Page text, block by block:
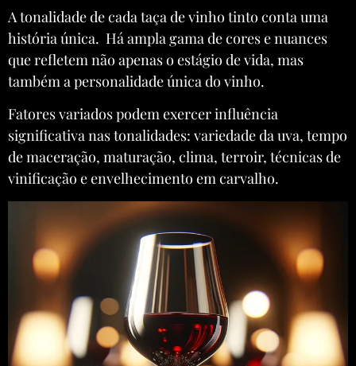
A tonalidade de cada taça de vinho tinto conta uma
história única. Há ampla gama de cores e nuances
que refletem não apenas o estágio de vida, mas
também a personalidade única do vinho.
Fatores variados podem exercer influência
significativa nas tonalidades: variedade da uva, tempo
de maceração, maturação, clima, terroir, técnicas de
vinificação e envelhecimento em carvalho.